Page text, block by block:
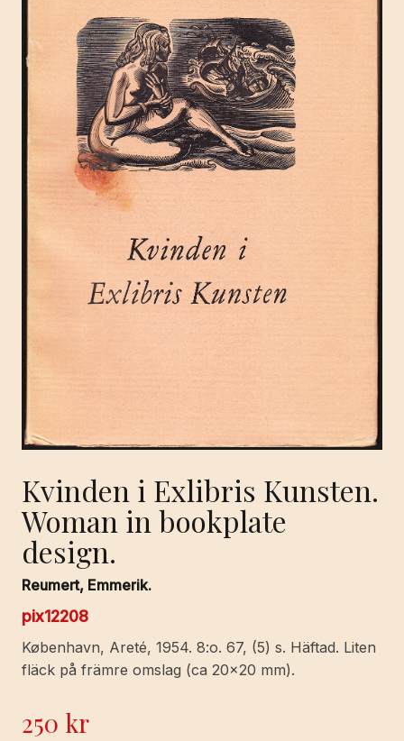
Kvinden i Exlibris Kunsten.
Woman in bookplate
design.
Reumert, Emmerik.
pix12208
København, Areté, 1954. 8:o. 67, (5) s. Häftad. Liten
fläck på främre omslag (ca 20×20 mm).
250 kr